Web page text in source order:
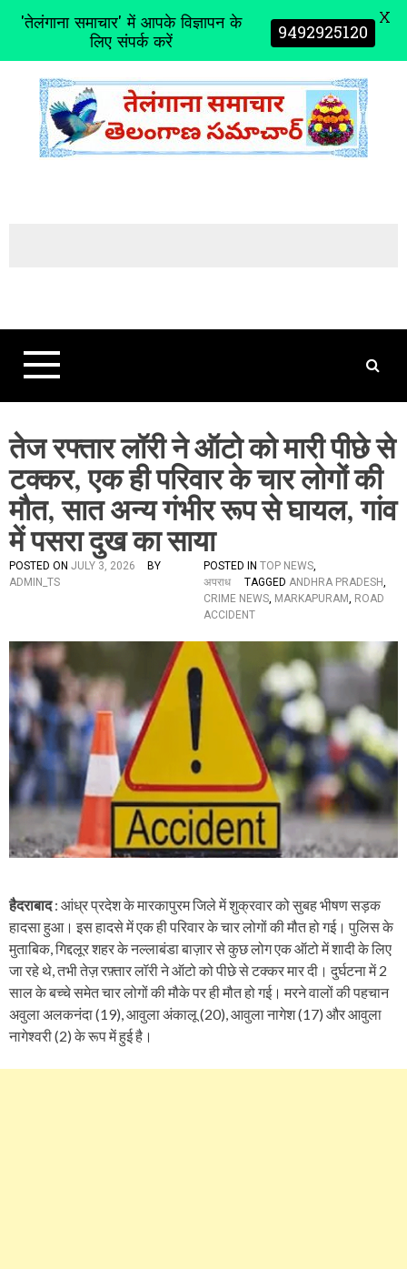
t
तेज रफ्तार लॉरी ने ऑटो को मारी पीछे से
टक्कर, एक ही परिवार के चार लोगों की
मौत, सात अन्य गंभीर रूप से घायल, गांव
में पसरा दुख का साया
POSTED ON JULY 3, 2026
BY
ADMIN_TS
POSTED IN TOP NEWS,
अपराध
TAGGED ANDHRA PRADESH,
CRIME NEWS, MARKAPURAM, ROAD
ACCIDENT
हैदराबाद: आंध्र प्रदेश के मारकापुरम जिले में शुक्रवार को सुबह भीषण सड़क
हादसा हुआ। इस हादसे में एक ही परिवार के चार लोगों की मौत हो गई। पुलिस के
मुताबिक, गिद्दलूर शहर के नल्लाबंडा बाज़ार से कुछ लोग एक ऑटो में शादी के लिए
जा रहे थे, तभी तेज़ रफ़्तार लॉरी ने ऑटो को पीछे से टक्कर मार दी। दुर्घटना में 2
साल के बच्चे समेत चार लोगों की मौके पर ही मौत हो गई। मरने वालों की पहचान
अवुला अलकनंदा (19), आवुला अंकालू (20), आवुला नागेश (17) और आवुला
नागेश्वरी (2) के रूप में हुई है।
'तेलंगाना समाचार' में आपके विज्ञापन के
लिए संपर्क करें 9492925120 X